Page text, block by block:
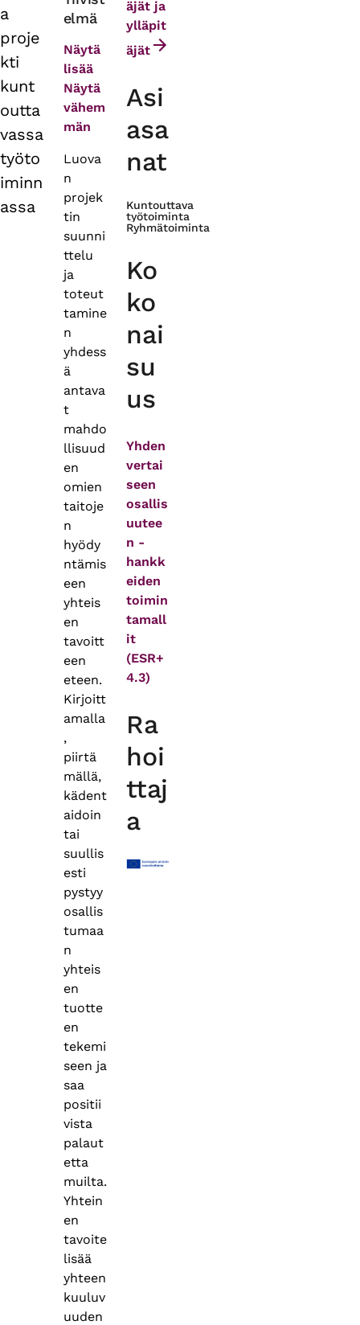
tabs
a
proje
kti
kunt
outta
vassa
työto
iminn
assa
elmä
Näytä
lisää
Näytä
vähem
män
Luova
n
projek
tin
suunni
ttelu
ja
toteut
tamine
n
yhdess
ä
antava
t
mahdo
llisuud
en
omien
taitoje
n
hyödy
ntämis
een
yhteis
en
tavoitt
een
eteen.
Kirjoitt
amalla
,
piirtä
mällä,
kädent
aidoin
tai
suullis
esti
pystyy
osallis
tumaa
n
yhteis
en
tuotte
en
tekemi
seen ja
saa
positii
vista
palaut
etta
muilta.
Yhtein
en
tavoite
lisää
yhteen
kuuluv
uuden
äjät ja
ylläpit
äjät
Asi
asa
nat
Kuntouttava
työtoiminta
Ryhmätoiminta
Ko
ko
nai
su
us
Yhden
vertai
seen
osallis
uutee
n -
hankk
eiden
toimin
tamall
it
(ESR+
4.3)
Ra
hoi
ttaj
a